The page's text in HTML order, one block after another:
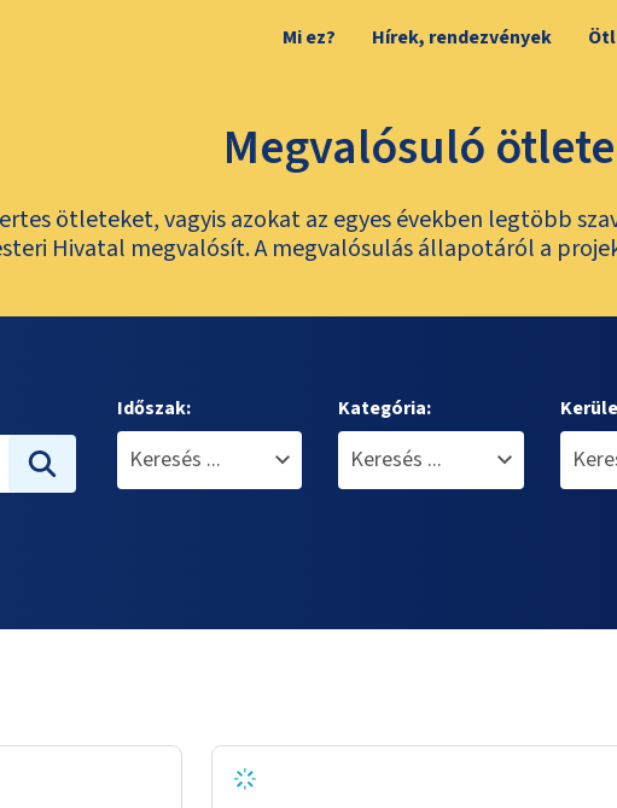
Mi ez? Hírek, rendezvények
Megvalósuló
ötleteket, vagyis azokat az egyes években legtöbb
Hivatal megvalósít. A megvalósulás állapotáról a
Időszak: Kategória: